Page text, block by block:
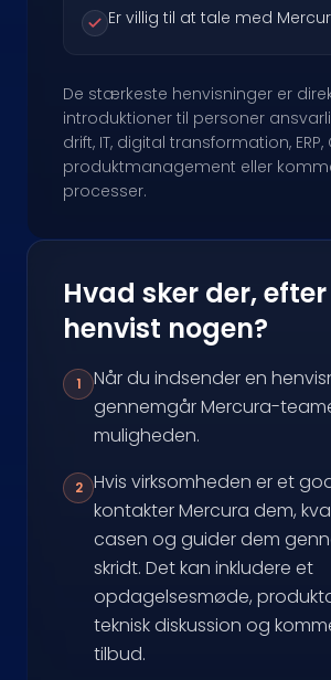
Er villig til at tale med
De stærkeste henvisninger er
introduktioner til personer
drift, IT, digital transformation, ERP,
produktmanagement eller
processer.
Hvad sker der,
henvist nogen?
1
Når du indsender en
gennemgår Mercura-
muligheden.
2
Hvis virksomheden er et
kontakter Mercura dem,
casen og guider dem
skridt. Det kan inkludere et
opdagelsesmøde,
teknisk diskussion og
tilbud.